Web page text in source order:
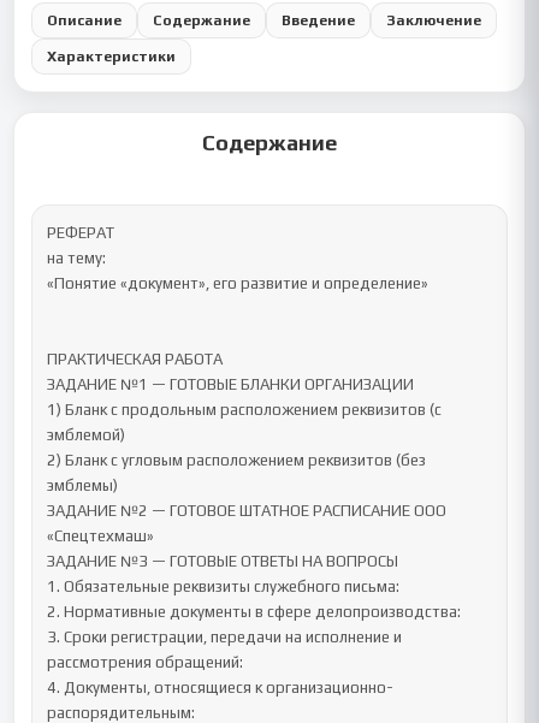
Описание Содержание Введение Заключение
Характеристики
Содержание
РЕФЕРАТ
на тему:
«Понятие «документ», его развитие и определение»
ПРАКТИЧЕСКАЯ РАБОТА
ЗАДАНИЕ №1 — ГОТОВЫЕ БЛАНКИ ОРГАНИЗАЦИИ
1) Бланк с продольным расположением реквизитов (с
эмблемой)
2) Бланк с угловым расположением реквизитов (без
эмблемы)
ЗАДАНИЕ №2 — ГОТОВОЕ ШТАТНОЕ РАСПИСАНИЕ ООО
«Спецтехмаш»
ЗАДАНИЕ №3 — ГОТОВЫЕ ОТВЕТЫ НА ВОПРОСЫ
1. Обязательные реквизиты служебного письма:
2. Нормативные документы в сфере делопроизводства:
3. Сроки регистрации, передачи на исполнение и
рассмотрения обращений:
4. Документы, относящиеся к организационно-
распорядительным: